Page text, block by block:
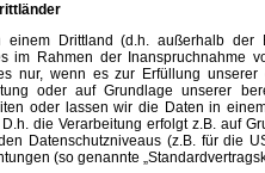
Drittland (d.h. außerhalb der
im Rahmen der Inanspruchnahme
nur, wenn es zur Erfüllung
oder auf Grundlage unserer
oder lassen wir die Daten in
D.h. die Verarbeitung erfolgt z.B. auf
Datenschutzniveaus (z.B. für die
(so genannte